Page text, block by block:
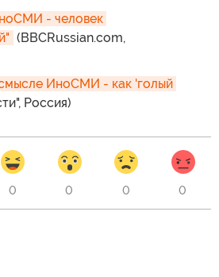
- человек
(BBCRussian.com,
ИноСМИ - как 'голый
Россия)
0 0 0 0